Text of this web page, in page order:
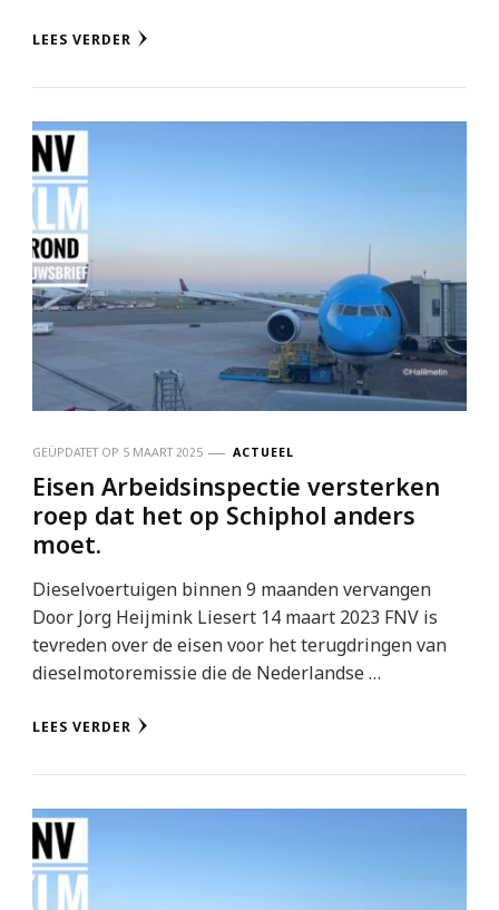
LEES VERDER
GEÜPDATET OP 5 MAART 2025 ACTUEEL
Eisen Arbeidsinspectie versterken
roep dat het op Schiphol anders
moet.
Dieselvoertuigen binnen 9 maanden vervangen
Door Jorg Heijmink Liesert 14 maart 2023 FNV is
tevreden over de eisen voor het terugdringen van
dieselmotoremissie die de Nederlandse …
LEES VERDER